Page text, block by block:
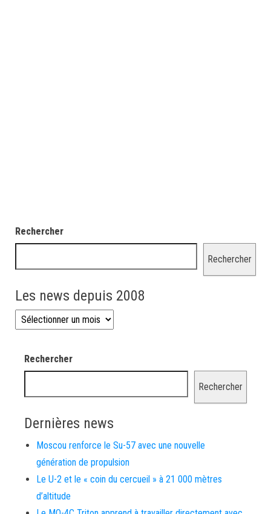
Rechercher
Rechercher
Les news depuis 2008
Les news depuis 2008
Rechercher
Rechercher
Dernières news
Moscou renforce le Su-57 avec une nouvelle
génération de propulsion
Le U-2 et le « coin du cercueil » à 21 000 mètres
d’altitude